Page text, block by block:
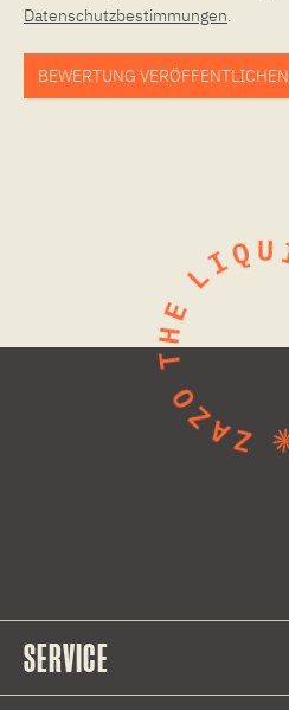
Datenschutzbestimmungen.
BEWERTUNG VERÖFFENTLICHEN
SERVICE